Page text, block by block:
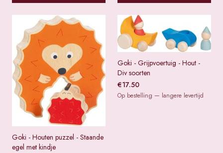
Goki - Houten puzzel - Staande
egel met kindje
Goki - Grijpvoertuig - Hout -
Div soorten
€17.50
Op bestelling — langere levertijd